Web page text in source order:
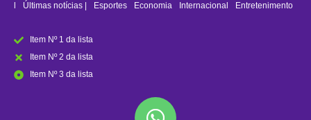
Últimas notícias | Esportes Economia Internacional Entretenimento
Item Nº 1 da lista
Item Nº 2 da lista
Item Nº 3 da lista